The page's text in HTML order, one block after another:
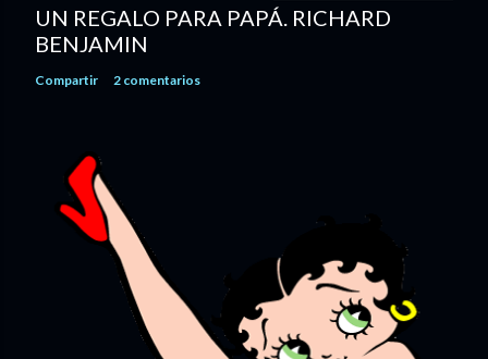
UN REGALO PARA PAPÁ. RICHARD
BENJAMIN
Compartir 2 comentarios